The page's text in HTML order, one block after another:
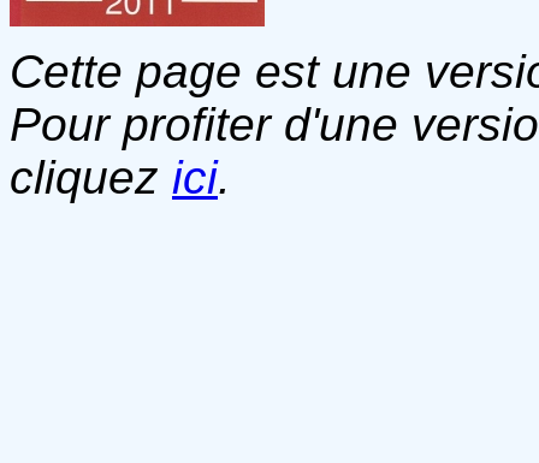
Cette page est une
Pour profiter d'une
cliquez ici.